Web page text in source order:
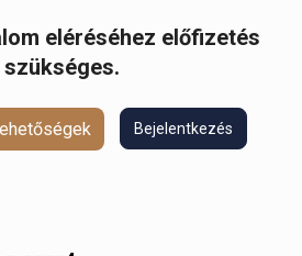
eléréséhez előfizetés
szükséges.
Bejelentkezés